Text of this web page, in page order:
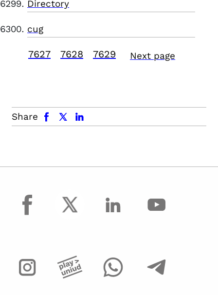
Directory
cug
7627 7628 7629 Next page
Share
facebook x.com linkedin
facebook